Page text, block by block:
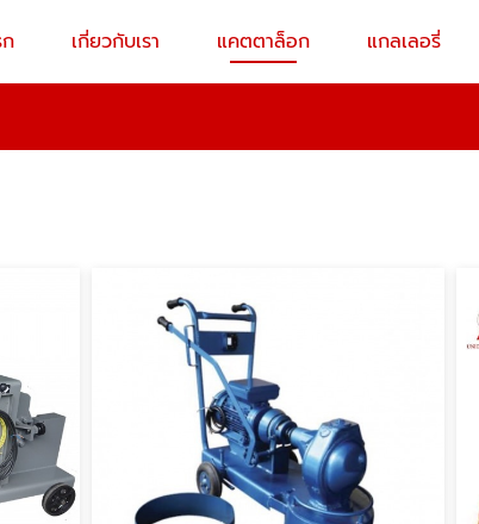
เกี่ยวกับเรา แคตตาล็อก แกลเลอรี่